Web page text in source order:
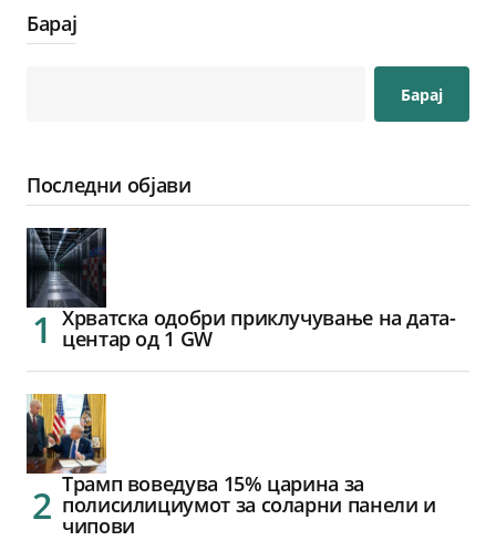
Барај
Барај
Последни објави
Хрватска одобри приклучување на дата-
центар од 1 GW
Трамп воведува 15% царина за
полисилициумот за соларни панели и
чипови